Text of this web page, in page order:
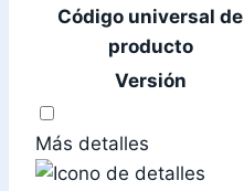
Código universal de
producto
Versión
Más detalles